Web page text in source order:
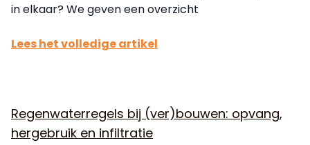
in elkaar? We geven een overzicht
Lees het volledige artikel
Regenwaterregels bij (ver)bouwen: opvang,
hergebruik en infiltratie